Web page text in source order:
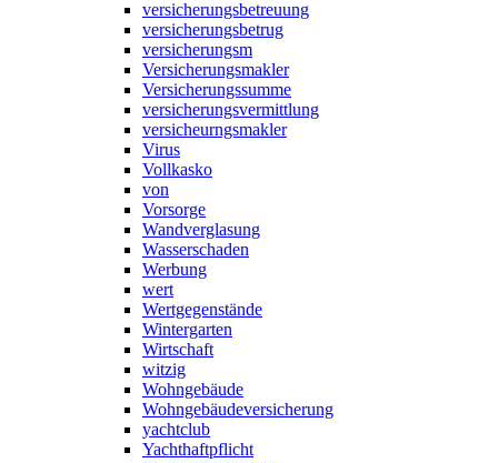
versicherungsbetreuung
versicherungsbetrug
versicherungsm
Versicherungsmakler
Versicherungssumme
versicherungsvermittlung
versicheurngsmakler
Virus
Vollkasko
von
Vorsorge
Wandverglasung
Wasserschaden
Werbung
wert
Wertgegenstände
Wintergarten
Wirtschaft
witzig
Wohngebäude
Wohngebäudeversicherung
yachtclub
Yachthaftpflicht